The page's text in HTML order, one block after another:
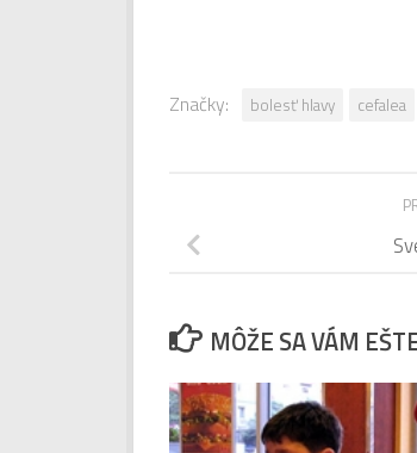
Značky: bolesť hlavy cefalea
MÔŽE SA VÁM